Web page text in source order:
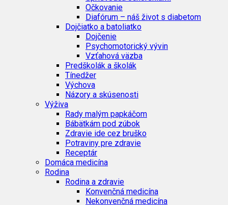
Očkovanie
Diafórum – náš život s diabetom
Dojčiatko a batoliatko
Dojčenie
Psychomotorický vývin
Vzťahová väzba
Predškolák a školák
Tínedžer
Výchova
Názory a skúsenosti
Výživa
Rady malým papkáčom
Bábätkám pod zúbok
Zdravie ide cez bruško
Potraviny pre zdravie
Receptár
Domáca medicína
Rodina
Rodina a zdravie
Konvenčná medicína
Nekonvenčná medicína